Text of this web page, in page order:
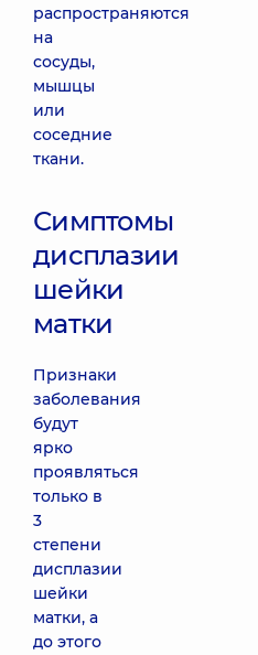
распространяются
на
сосуды,
мышцы
или
соседние
ткани.
Симптомы
дисплазии
шейки
матки
Признаки
заболевания
будут
ярко
проявляться
только в
3
степени
дисплазии
шейки
матки, а
до этого